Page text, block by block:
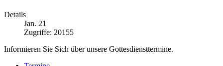
Details
Jan. 21
Zugriffe: 20155
Informieren Sie Sich über unsere Gottesdiensttermine.